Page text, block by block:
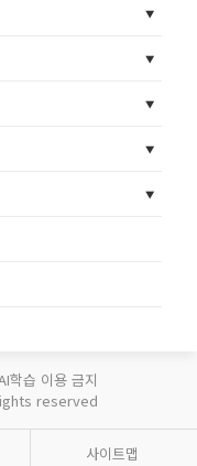
학습 이용 금지
reserved
사이트맵